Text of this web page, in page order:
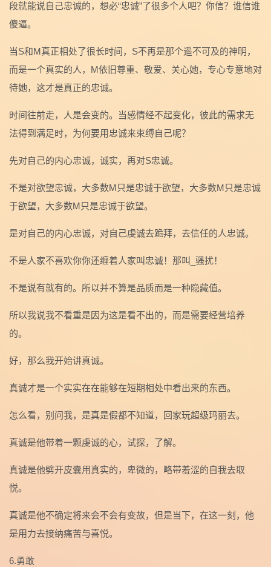
段就能说自己忠诚的，想必“忠诚”了很多个人吧？你信？谁信谁
傻逼。
当S和M真正相处了很长时间，S不再是那个遥不可及的神明，
而是一个真实的人，M依旧尊重、敬爱、关心她，专心专意地对
待她，这才是真正的忠诚。
时间往前走，人是会变的。当感情经不起变化，彼此的需求无
法得到满足时，为何要用忠诚来束缚自己呢？
先对自己的内心忠诚，诚实，再对S忠诚。
不是对欲望忠诚，大多数M只是忠诚于欲望，大多数M只是忠诚
于欲望，大多数M只是忠诚于欲望。
是对自己的内心忠诚，对自己虔诚去跪拜，去信任的人忠诚。
不是人家不喜欢你你还缠着人家叫忠诚！那叫_骚扰！
不是说有就有的。所以并不算是品质而是一种隐藏值。
所以我说我不看重是因为这是看不出的，而是需要经营培养
的。
好，那么我开始讲真诚。
真诚才是一个实实在在能够在短期相处中看出来的东西。
怎么看，别问我，是真是假都不知道，回家玩超级玛丽去。
真诚是他带着一颗虔诚的心，试探，了解。
真诚是他劈开皮囊用真实的，卑微的，略带羞涩的自我去取
悦。
真诚是他不确定将来会不会有变故，但是当下，在这一刻，他
是用力去接纳痛苦与喜悦。
6.勇敢